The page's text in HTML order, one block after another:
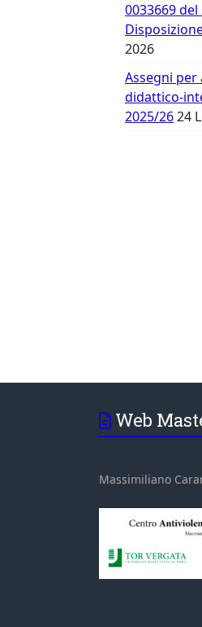
0033669
2026
Assegni
didattico-
2025/2624
Web
Massimiliano